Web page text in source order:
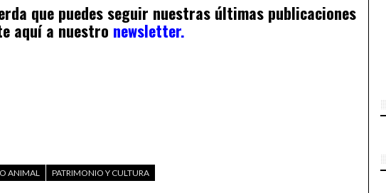
que puedes seguir nuestras últimas publicaciones
aquí a nuestro newsletter.
ANIMAL
PATRIMONIO Y CULTURA